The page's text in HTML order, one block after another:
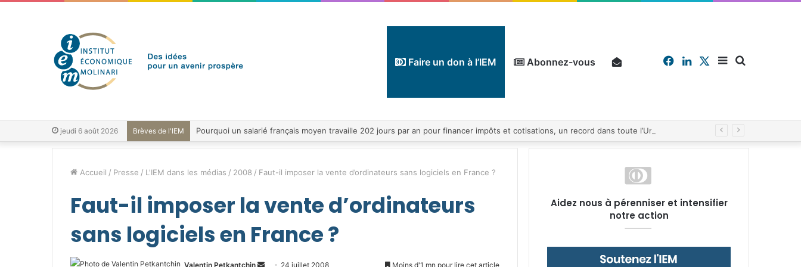
Faire un don à l’IEM Abonnez-vous Sidebar
X
Linkedin
Facebook
jeudi 6 août 2026 Brèves de l'IEM
Accueil / Presse / L'IEM dans les médias / 2008 / Faut-il imposer la vente d’ordinateurs sans logiciels en France ?
Faut-il imposer la vente d’ordinateurs
sans logiciels en France ?
Valentin Petkantchin
Envoyer24 juillet 2008 Moins d'1 mn pour lire cet article
Aidez nous à pérenniser et intensifier
notre action